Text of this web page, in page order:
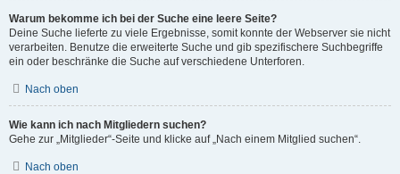
Warum bekomme ich bei der Suche eine leere Seite?
Deine Suche lieferte zu viele Ergebnisse, somit konnte der Webserver sie nicht
verarbeiten. Benutze die erweiterte Suche und gib spezifischere Suchbegriffe
ein oder beschränke die Suche auf verschiedene Unterforen.
Nach oben
Wie kann ich nach Mitgliedern suchen?
Gehe zur „Mitglieder“-Seite und klicke auf „Nach einem Mitglied suchen“.
Nach oben